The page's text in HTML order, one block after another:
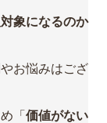
象になるのか
お悩みはござ
「 価値がない